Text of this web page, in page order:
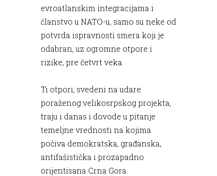
evroatlanskim integracijama i
članstvo u NATO-u, samo su neke od
potvrda ispravnosti smera koji je
odabran, uz ogromne otpore i
rizike, pre četvrt veka.
Ti otpori, svedeni na udare
poraženog velikosrpskog projekta,
traju i danas i dovode u pitanje
temeljne vrednosti na kojima
počiva demokratska, građanska,
antifašistička i prozapadno
orijentisana Crna Gora.